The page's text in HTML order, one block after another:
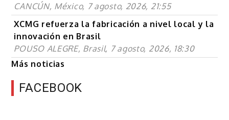
CANCÚN, México, 7 agosto, 2026, 21:55
XCMG refuerza la fabricación a nivel local y la
innovación en Brasil
POUSO ALEGRE, Brasil, 7 agosto, 2026, 18:30
Más noticias
FACEBOOK